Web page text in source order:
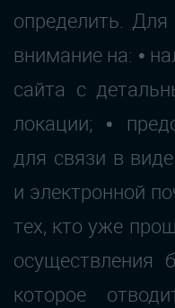
определить.
внимание на: •
сайта с
локации; •
для связи в
и электронной
тех, кто уже
осуществления
которое